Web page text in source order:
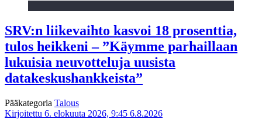
SRV:n liikevaihto kasvoi 18 prosenttia,
tulos heikkeni – ”Käymme parhaillaan
lukuisia neuvotteluja uusista
datakeskushankkeista”
Pääkategoria Talous
Kirjoitettu 6. elokuuta 2026, 9:45 6.8.2026